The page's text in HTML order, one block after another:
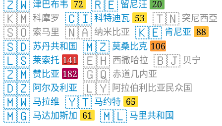
🇿🇼 津巴布韦 72 🇷🇪 留尼汪 20
🇰🇲 科摩罗 🇨🇮 科特迪瓦 53 🇹🇳 突尼西亞
🇸🇴 索马里 🇳🇦 纳米比亚 🇰🇪 肯尼亚 88
🇸🇩 苏丹共和国 🇲🇿 莫桑比克 106
🇱🇸 莱索托 141 🇪🇭 西撒哈拉 🇧🇯 贝宁
🇿🇲 赞比亚 182 🇬🇶 赤道几内亚
🇩🇿 阿尔及利亚 🇱🇾 阿拉伯利比亚民众国
🇲🇼 马拉维 🇾🇹 马约特 65
🇲🇬 马达加斯加 61 🇲🇱 马里共和国